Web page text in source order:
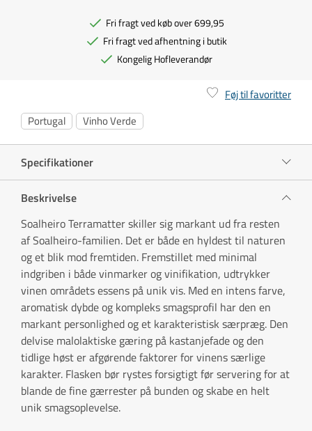
Fri fragt ved køb over 699,95
Fri fragt ved afhentning i butik
Kongelig Hofleverandør
Føj til favoritter
Portugal
Vinho Verde
Specifikationer
Beskrivelse
Soalheiro Terramatter skiller sig markant ud fra resten
af Soalheiro-familien. Det er både en hyldest til naturen
og et blik mod fremtiden. Fremstillet med minimal
indgriben i både vinmarker og vinifikation, udtrykker
vinen områdets essens på unik vis. Med en intens farve,
aromatisk dybde og kompleks smagsprofil har den en
markant personlighed og et karakteristisk særpræg. Den
delvise malolaktiske gæring på kastanjefade og den
tidlige høst er afgørende faktorer for vinens særlige
karakter. Flasken bør rystes forsigtigt før servering for at
blande de fine gærrester på bunden og skabe en helt
unik smagsoplevelse.